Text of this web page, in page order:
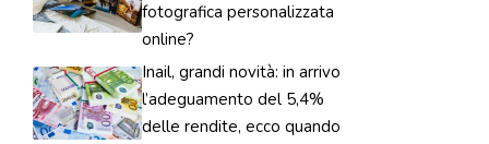
fotografica personalizzata
online?
Inail, grandi novità: in arrivo
l’adeguamento del 5,4%
delle rendite, ecco quando